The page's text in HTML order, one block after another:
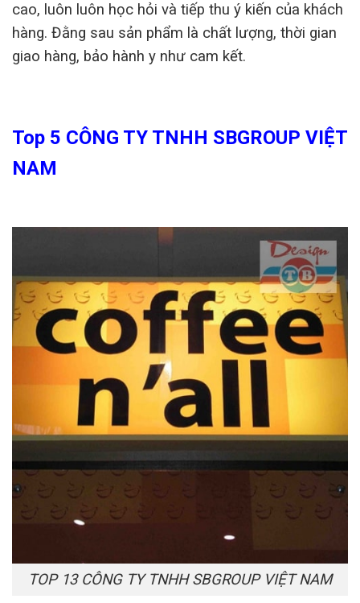
cao, luôn luôn học hỏi và tiếp thu ý kiến của khách
hàng. Đằng sau sản phẩm là chất lượng, thời gian
giao hàng, bảo hành y như cam kết.
Top 5 CÔNG TY TNHH SBGROUP VIỆT
NAM
TOP 13 CÔNG TY TNHH SBGROUP VIỆT NAM